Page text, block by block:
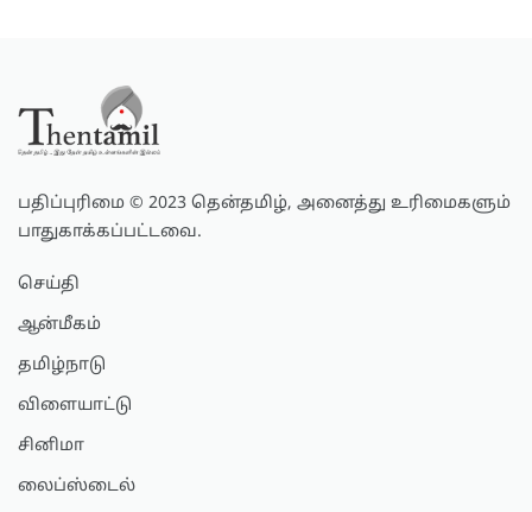
பதிப்புரிமை © 2023 தென்தமிழ், அனைத்து உரிமைகளும்
பாதுகாக்கப்பட்டவை.
செய்தி
ஆன்மீகம்
தமிழ்நாடு
விளையாட்டு
சினிமா
லைப்ஸ்டைல்